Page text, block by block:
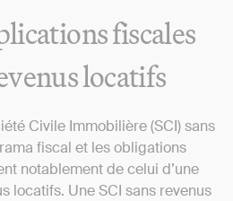
fiscales
locatifs
Civile Immobilière (SCI) sans
fiscal et les obligations
notablement de celui d’une
locatifs. Une SCI sans revenus